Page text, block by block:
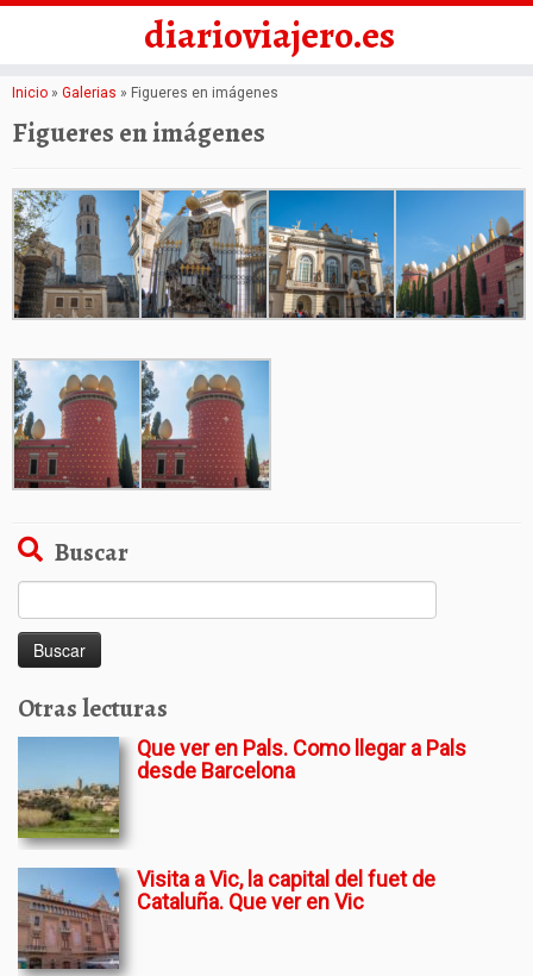
Saltar
al
contenido
diarioviajero.es
Inicio » Galerias » Figueres en imágenes
Figueres en imágenes
Buscar
Otras lecturas
Que ver en Pals. Como llegar a Pals
desde Barcelona
Visita a Vic, la capital del fuet de
Cataluña. Que ver en Vic